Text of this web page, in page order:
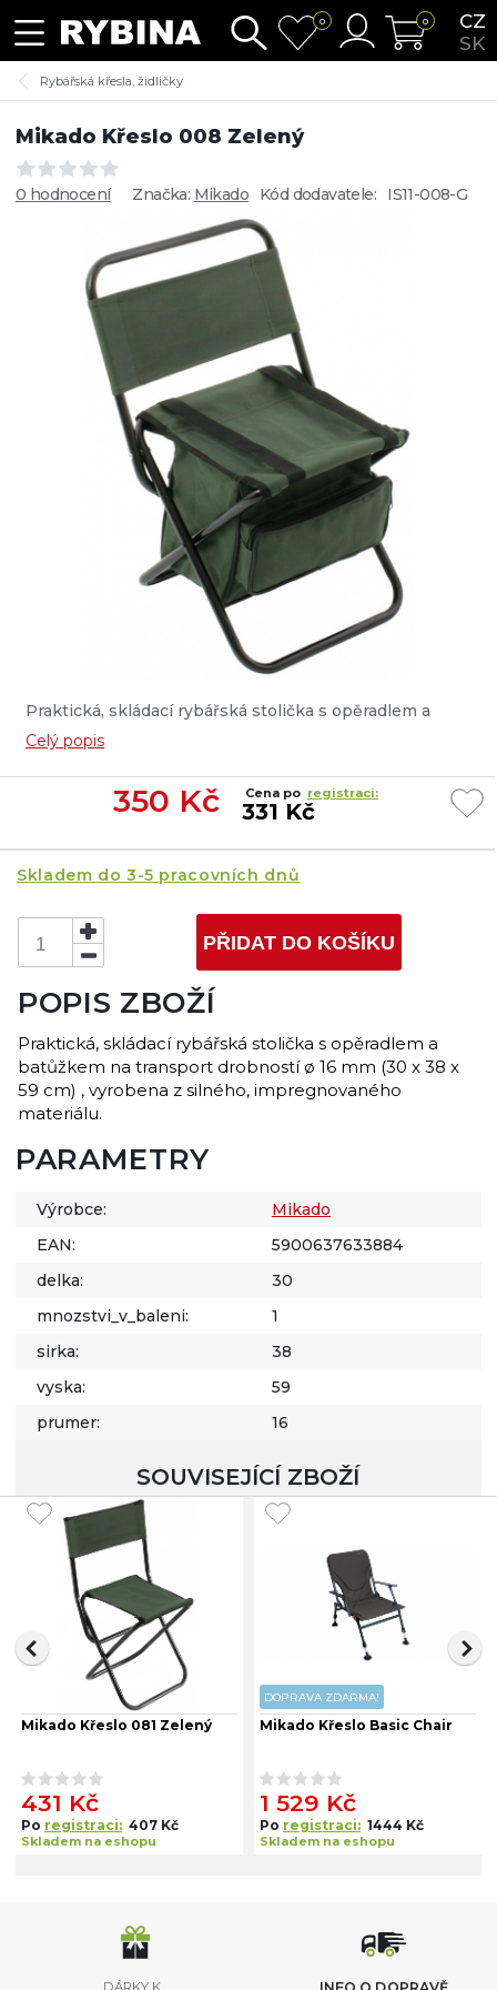
CZ
SK
0 0
Rybářská křesla, židličky
Mikado Křeslo 008 Zelený
0 hodnocení Značka: Mikado Kód dodavatele: IS11-008-G
Praktická, skládací rybářská stolička s opěradlem a
batůžkem na transport drobností ø 16 mm (30 x 38 x 59
cm) , vyrobena z silného, impregnovaného materiálu....
Celý popis
350 Kč Cena po registraci:
331 Kč
Skladem do 3-5 pracovních dnů
PŘIDAT DO KOŠÍKU
POPIS ZBOŽÍ
Praktická, skládací rybářská stolička s opěradlem a
batůžkem na transport drobností ø 16 mm (30 x 38 x
59 cm) , vyrobena z silného, impregnovaného
materiálu.
PARAMETRY
Výrobce:
Mikado
EAN:
5900637633884
delka:
30
mnozstvi_v_baleni:
1
sirka:
38
vyska:
59
prumer:
16
SOUVISEJÍCÍ ZBOŽÍ
Mikado Křeslo 081 Zelený
431 Kč
Po registraci: 407 Kč
Skladem na eshopu
DOPRAVA ZDARMA!
Mikado Křeslo Basic Chair
1 529 Kč
Po registraci: 1444 Kč
Skladem na eshopu
DÁRKY K